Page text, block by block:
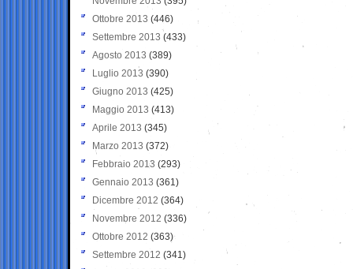
Ottobre 2013 (446)
Settembre 2013 (433)
Agosto 2013 (389)
Luglio 2013 (390)
Giugno 2013 (425)
Maggio 2013 (413)
Aprile 2013 (345)
Marzo 2013 (372)
Febbraio 2013 (293)
Gennaio 2013 (361)
Dicembre 2012 (364)
Novembre 2012 (336)
Ottobre 2012 (363)
Settembre 2012 (341)